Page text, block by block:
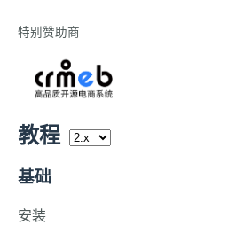
特别赞助商
教程
基础
安装